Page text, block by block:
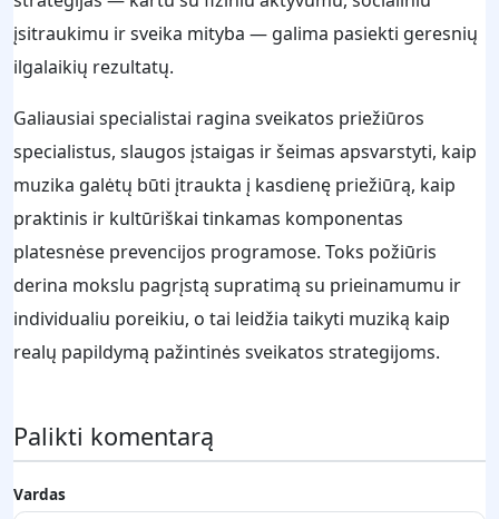
įsitraukimu ir sveika mityba — galima pasiekti geresnių
ilgalaikių rezultatų.
Galiausiai specialistai ragina sveikatos priežiūros
specialistus, slaugos įstaigas ir šeimas apsvarstyti, kaip
muzika galėtų būti įtraukta į kasdienę priežiūrą, kaip
praktinis ir kultūriškai tinkamas komponentas
platesnėse prevencijos programose. Toks požiūris
derina mokslu pagrįstą supratimą su prieinamumu ir
individualiu poreikiu, o tai leidžia taikyti muziką kaip
realų papildymą pažintinės sveikatos strategijoms.
Palikti komentarą
Vardas